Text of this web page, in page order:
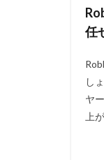
任
し
ヤ
上